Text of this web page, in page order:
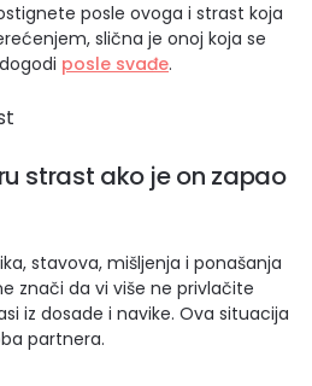
posle ovoga i strast koja
slična je onoj koja se
posle svađe.
strast ako je on zapao
stavova, mišljenja i ponašanja
znači da vi više ne privlačite
iz dosade i navike. Ova situacija
partnera.